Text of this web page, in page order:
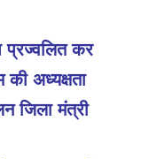
प्रज्वलित कर
अध्यक्षता
जिला मंत्री